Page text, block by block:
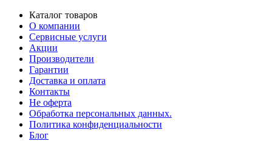
Каталог товаров
О компании
Сервисные услуги
Акции
Производители
Гарантии
Доставка и оплата
Контакты
Не оферта
Обработка персональных данных.
Политика конфиденциальности
Блог